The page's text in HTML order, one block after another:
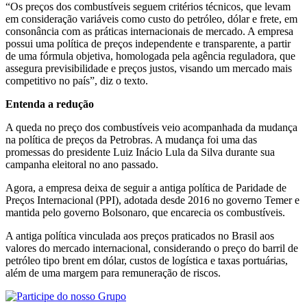
“Os preços dos combustíveis seguem critérios técnicos, que levam
em consideração variáveis como custo do petróleo, dólar e frete, em
consonância com as práticas internacionais de mercado. A empresa
possui uma política de preços independente e transparente, a partir
de uma fórmula objetiva, homologada pela agência reguladora, que
assegura previsibilidade e preços justos, visando um mercado mais
competitivo no país”, diz o texto.
Entenda a redução
A queda no preço dos combustíveis veio acompanhada da mudança
na política de preços da Petrobras. A mudança foi uma das
promessas do presidente Luiz Inácio Lula da Silva durante sua
campanha eleitoral no ano passado.
Agora, a empresa deixa de seguir a antiga política de Paridade de
Preços Internacional (PPI), adotada desde 2016 no governo Temer e
mantida pelo governo Bolsonaro, que encarecia os combustíveis.
A antiga política vinculada aos preços praticados no Brasil aos
valores do mercado internacional, considerando o preço do barril de
petróleo tipo brent em dólar, custos de logística e taxas portuárias,
além de uma margem para remuneração de riscos.